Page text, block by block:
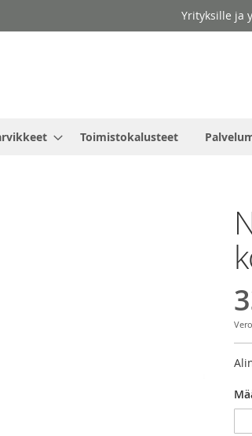
Yrityksille ja
Toimistokalusteet